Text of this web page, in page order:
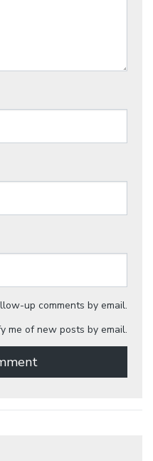
up comments by email.
me of new posts by email.